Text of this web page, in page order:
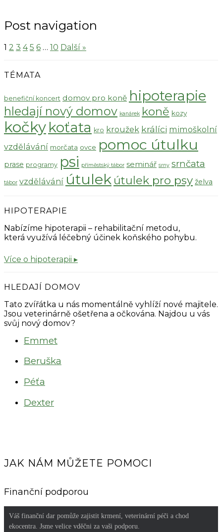
Post navigation
1 2 3 4 5 6 … 10 Další »
TÉMATA
benefiční koncert domov pro koně hipoterapie
hledají nový domov kanárek koně kozy
kočky koťata kro kroužek králíci mimoškolní
vzdělávání morčata ovce pomoc útulku
prase programy psi příměstský tábor seminář srny srnčata
tábor vzdělávání útulek útulek pro psy želva
HIPOTERAPIE
Nabízíme hipoterapii – rehabilitační metodu,
která využívá léčebný účinek koňského pohybu.
Více o hipoterapii ▸
HLEDAJÍ DOMOV
Tato zvířátka u nás momentálně vyhlíží nové majitele.
Jsou veterinárně ošetřena a očkována. Najdou u vás
svůj nový domov?
Emmet
Beruška
Péťa
Dexter
JAK NÁM MŮŽETE POMOCI
Finanční podporou